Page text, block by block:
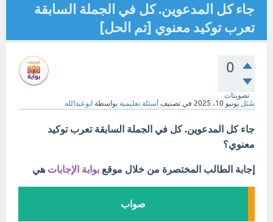
جاء كل المدعوين. كل في الجملة السابقة
تعرب توكيد معنوي [تم الحل]
0
تصويتات
سُئل يونيو 10، 2025 في تصنيف أسئلة تعليمية بواسطة ابوعبدالله
جاء كل المدعوين. كل في الجملة السابقة تعرب توكيد
معنوي؟
إجابة الطالب المختصرة من خلال موقع بوابة الإجابات هي
صواب